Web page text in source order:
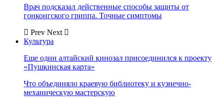
Врач подсказал действенные способы защиты от
гонконгского гриппа. Точные симптомы
Prev Next
Культура
Еще один алтайский кинозал присоединился к проекту
«Пушкинская карта»
Что объединяло краевую библиотеку и кузнечно-
механическую мастерскую